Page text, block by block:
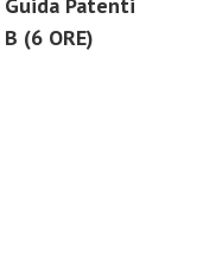
B (6 ORE)